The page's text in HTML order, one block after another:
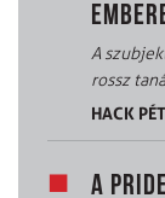
A
rossz
HACK
A